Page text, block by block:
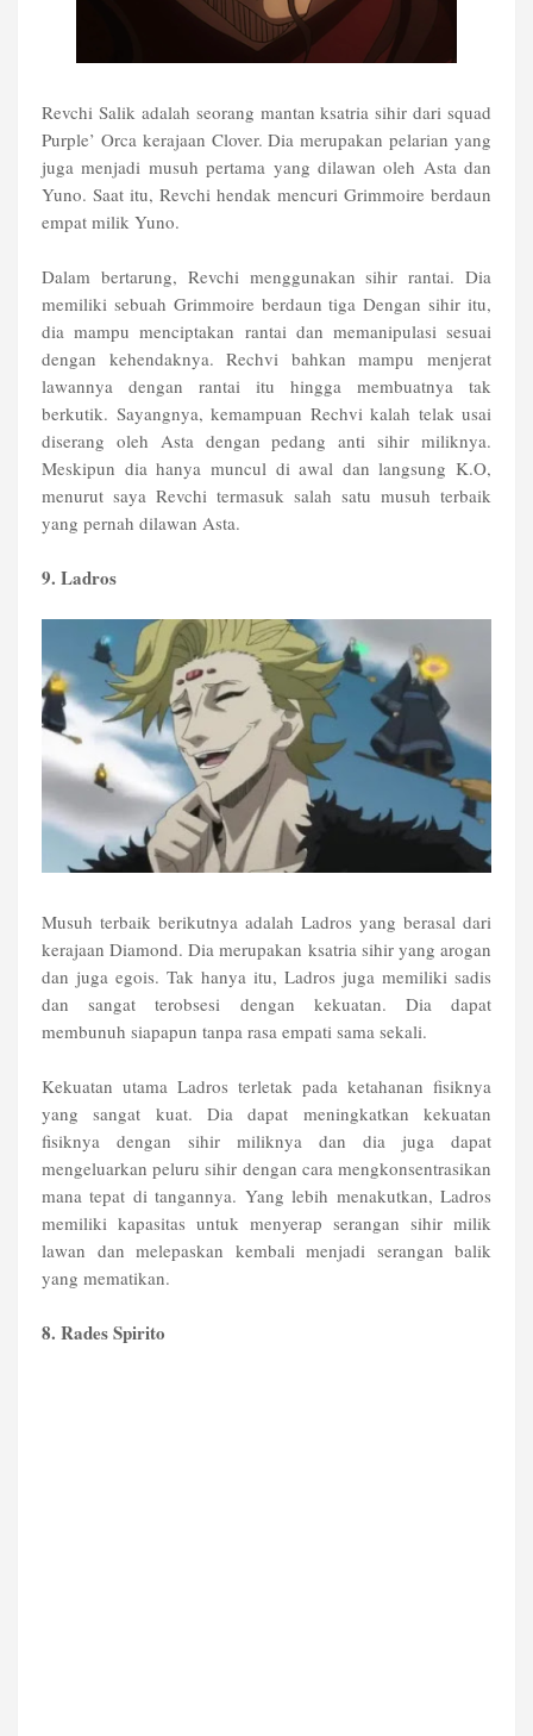
Revchi Salik adalah seorang mantan ksatria sihir dari squad
Purple’ Orca kerajaan Clover. Dia merupakan pelarian yang
juga menjadi musuh pertama yang dilawan oleh Asta dan
Yuno. Saat itu, Revchi hendak mencuri Grimmoire berdaun
empat milik Yuno.
Dalam bertarung, Revchi menggunakan sihir rantai. Dia
memiliki sebuah Grimmoire berdaun tiga Dengan sihir itu,
dia mampu menciptakan rantai dan memanipulasi sesuai
dengan kehendaknya. Rechvi bahkan mampu menjerat
lawannya dengan rantai itu hingga membuatnya tak
berkutik. Sayangnya, kemampuan Rechvi kalah telak usai
diserang oleh Asta dengan pedang anti sihir miliknya.
Meskipun dia hanya muncul di awal dan langsung K.O,
menurut saya Revchi termasuk salah satu musuh terbaik
yang pernah dilawan Asta.
9. Ladros
Musuh terbaik berikutnya adalah Ladros yang berasal dari
kerajaan Diamond. Dia merupakan ksatria sihir yang arogan
dan juga egois. Tak hanya itu, Ladros juga memiliki sadis
dan sangat terobsesi dengan kekuatan. Dia dapat
membunuh siapapun tanpa rasa empati sama sekali.
Kekuatan utama Ladros terletak pada ketahanan fisiknya
yang sangat kuat. Dia dapat meningkatkan kekuatan
fisiknya dengan sihir miliknya dan dia juga dapat
mengeluarkan peluru sihir dengan cara mengkonsentrasikan
mana tepat di tangannya. Yang lebih menakutkan, Ladros
memiliki kapasitas untuk menyerap serangan sihir milik
lawan dan melepaskan kembali menjadi serangan balik
yang mematikan.
8. Rades Spirito